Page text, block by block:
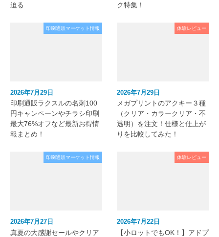
迫る
ク特集！
印刷通販マーケット情報
2026年7月29日
印刷通販ラクスルの名刺100
円キャンペーンやチラシ印刷
最大76%オフなど最新お得情
報まとめ！
体験レビュー
2026年7月29日
メガプリントのアクキー３種
（クリア・カラークリア・不
透明）を注文！仕様と仕上が
りを比較してみた！
印刷通販マーケット情報
2026年7月27日
真夏の大感謝セールやクリア
体験レビュー
2026年7月22日
【小ロットでもOK！】アドプ